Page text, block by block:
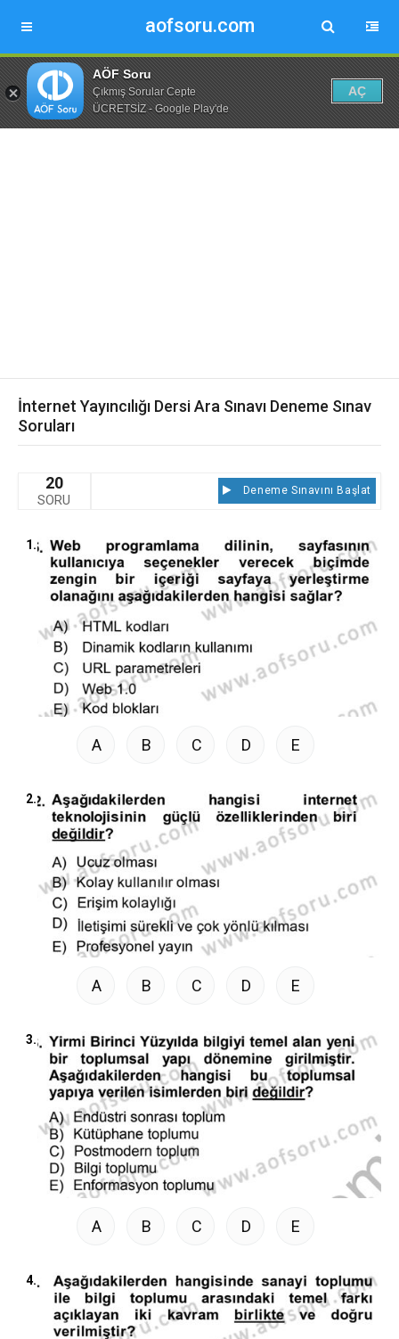
aofsoru.com
AÖF Soru
Çıkmış Sorular Cepte
ÜCRETSİZ - Google Play'de
AÇ
İnternet Yayıncılığı Dersi Ara Sınavı Deneme Sınav
Soruları
20
SORU
Deneme Sınavını Başlat
1.
A B C D E
2.
A B C D E
3.
A B C D E
4.